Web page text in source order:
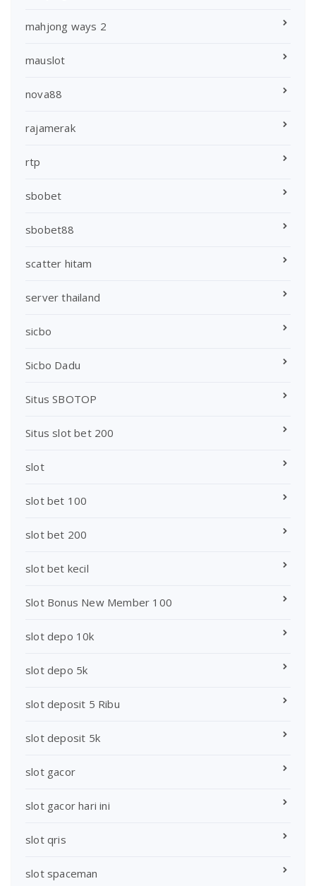
mahjong ways 2
mauslot
nova88
rajamerak
rtp
sbobet
sbobet88
scatter hitam
server thailand
sicbo
Sicbo Dadu
Situs SBOTOP
Situs slot bet 200
slot
slot bet 100
slot bet 200
slot bet kecil
Slot Bonus New Member 100
slot depo 10k
slot depo 5k
slot deposit 5 Ribu
slot deposit 5k
slot gacor
slot gacor hari ini
slot qris
slot spaceman